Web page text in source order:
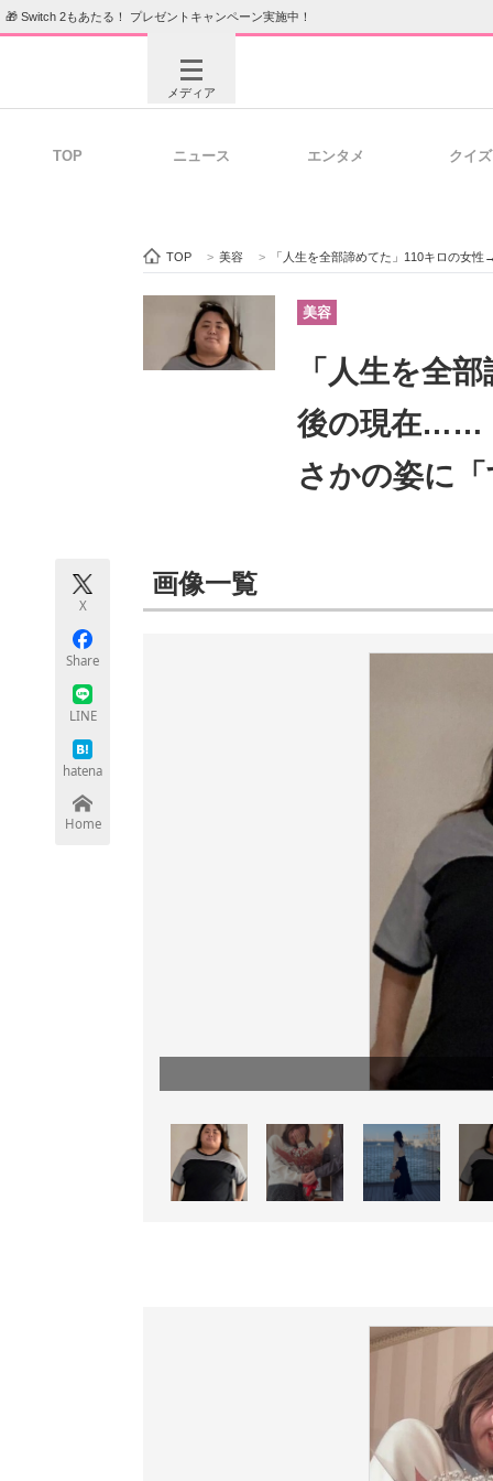
🎁 Switch 2もあたる！ プレゼントキャンペーン実施中！
メディア
ビジネスと働き方のヒント
ITエンジニア向け専門サイト
ちょっと気になるネットの話題
TOP ニュース エンタメ クイズ
TOP > 美容 > 「人生を全部諦めてた」110キロの女
美容
「人生を全
後の現在……
さかの姿に
X
Share
LINE
hatena
Home
画像一覧